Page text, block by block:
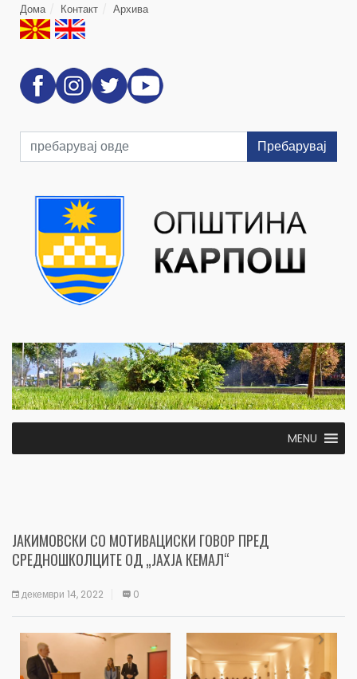
Дома Контакт Архива
Пребарувај
MENU
ЈАКИМОВСКИ СО МОТИВАЦИСКИ ГОВОР ПРЕД
СРЕДНОШКОЛЦИТЕ ОД „ЈАХЈА КЕМАЛ“
декември 14, 2022 0